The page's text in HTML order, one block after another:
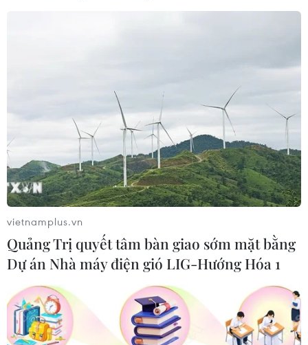
vietnamplus.vn
Quảng Trị quyết tâm bàn giao sớm mặt bằng
Dự án Nhà máy điện gió LIG-Hướng Hóa 1